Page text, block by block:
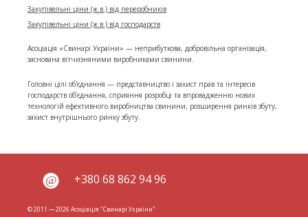
Закупівельні ціни (ж.в.) від переробників
Закупівельні ціни (ж.в.) від господарств
Асоціація «Свинарі України» — неприбуткова, добровільна організація,
заснована вітчизняними виробниками свинини.
Головні цілі об'єднання — представництво і захист прав та інтересів
господарств об’єднання, сприяння розробці та впровадженню нових
технологій ефективного виробництва свинини, розширення ринків збуту,
захист внутрішнього ринку збуту.
+380 68 862 94 96
© 2011 — 2026 Асоціація "Свинарі України"